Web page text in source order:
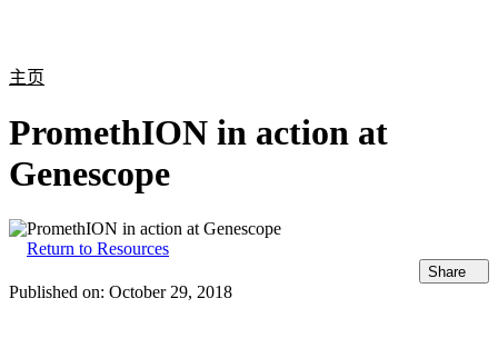
主页
PromethION in action at
Genescope
Return to Resources
Share
Published on: October 29, 2018